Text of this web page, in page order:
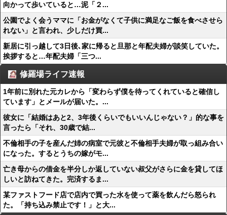
向かって歩いていると…泥「２...
公園でよく会うママに「お金がなくて子供に満足なご飯を食べさせら
れない」と言われ、少しだけ買...
新居に引っ越して3日後､家に帰ると旦那と年配夫婦が談笑していた。
挨拶すると…年配夫婦「三つ...
修羅場ライフ速報
1年前に別れた元カレから「変わらず僕を待ってくれていると確信し
ています」とメールが届いた。...
彼女に「結婚はあと2、3年後くらいでもいいんじゃない？」的な事を
言ったら「それ、30歳で結...
不倫相手の子を産んだ姉の病室で元彼と不倫相手夫婦が取っ組み合い
になった。するとうちの嫁がモ...
亡き母からの借金を半分しか返していない叔父がさらに金を貸してほ
しいと訪ねてきた。完済するま...
某ファストフード店で店内で買った水を使って薬を飲んだら怒られ
た。「持ち込み禁止です！」と大...